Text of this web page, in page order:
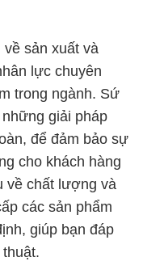
về sản xuất và
lực chuyên
trong ngành. Sứ
giải pháp
để đảm bảo sự
cho khách hàng
về chất lượng và
các sản phẩm
giúp bạn đáp